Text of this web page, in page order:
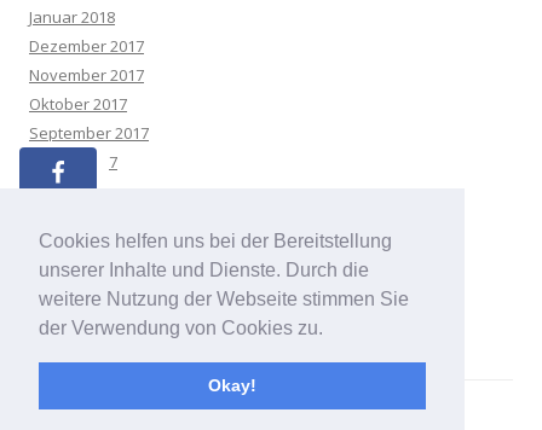
Cookies helfen uns bei der Bereitstellung
unserer Inhalte und Dienste. Durch die
weitere Nutzung der Webseite stimmen Sie
der Verwendung von Cookies zu.
Okay!
Januar 2018
Dezember 2017
November 2017
Oktober 2017
September 2017
August 2017
Juli 2017
April 2017
März 2017